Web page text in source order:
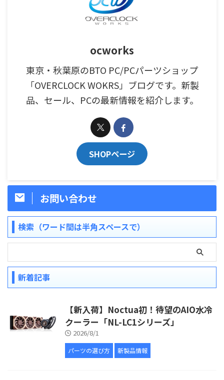
ocworks
東京・秋葉原のBTO PC/PCパーツショップ
「OVERCLOCK WOKRS」ブログです。新製
品、セール、PCの最新情報を紹介します。
SHOPページ
お問い合わせ
検索（ワード間は半角スペースで）
新着記事
【新入荷】Noctua初！待望のAIO水冷
クーラー「NL-LC1シリーズ」
2026/8/1
パーツの選び方 新製品情報